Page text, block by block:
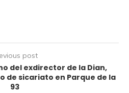
post
del exdirector de la Dian,
de sicariato en Parque de la
93